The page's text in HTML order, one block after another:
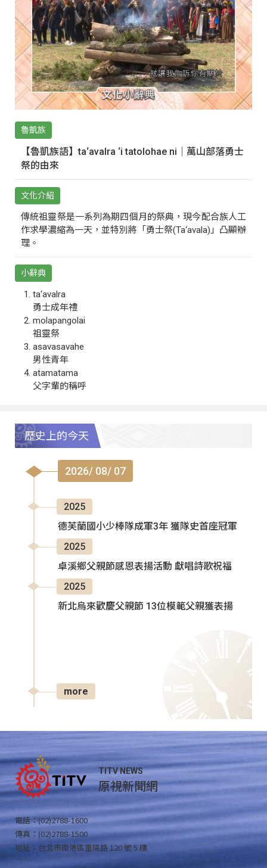
魯凱族
【魯凱族語】ta‘avalra ‘i tatolohae ni｜萬山部落勇士
祭的由來
文化介紹
傳統祖靈祭是一系列為期四個月的祭典，現今配合族人工
作求學濃縮為一天，並特別將「勇士祭(Ta‘avala)」凸顯辦
理。
小辭典
ta‘avalra
勇士成年禮
molapangolai
祖靈祭
asavasavahe
男性青年
atamatama
父字輩的稱呼
歷史上的今天
2026/ 08/ 07
2025
德芙蘭國小少棒隊成軍3年 獲隊史首座冠軍
2025
卓溪鄉父親節感恩表揚活動 獻唱詩歌祝福
2025
新北烏來歡慶父親節 13位模範父親獲表揚
more
TITV NEWS
原視新聞網
電話：(02)2788-1600
傳真：(02)2788-1500
地址：台北市南港區重陽路 120 號 5 樓